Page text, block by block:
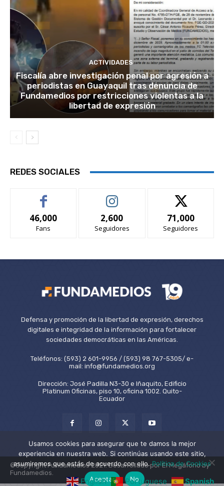
ACTIVIDADES
Fiscalía abre investigación penal por agresión a
periodistas en Guayaquil tras denuncia de
Fundamedios por restricciones violentas a la
libertad de expresión
REDES SOCIALES
46,000
Fans
2,600
Seguidores
71,000
Seguidores
Defensa y promoción de la libertad de expresión, derechos
digitales e integridad de la información para fortalecer
sociedades democráticas en las Américas.
Teléfonos: (593) 2 601-9956 / (593) 98 767-5305/ e-
mail: info@fundamedios.org
Dirección: José Padilla N3-30 e Iñaquito, Edificio
Platinum Oficinas, piso 10, oficina 1002. Quito-
Ecuador
©Copyright Fundamedios 2021. Desarrollado por El Megáfono by
Fundamedios.
English Portuguese Spanish
Usamos cookies para asegurar que te damos la mejor
experiencia en nuestra web. Si continúas usando este sitio,
asumiremos que estás de acuerdo con ello.Política de Cookies
Aceptar
No